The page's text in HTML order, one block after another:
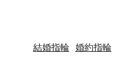
結婚指輪 婚約指輪